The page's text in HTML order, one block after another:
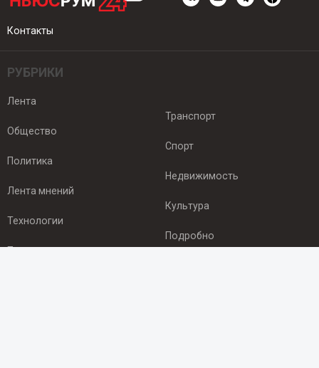
Контакты
РУБРИКИ
Лента
Общество
Политика
Лента мнений
Технологии
Происшествия
Транспорт
Спорт
Недвижимость
Культура
Подробно